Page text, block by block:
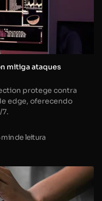
mitiga ataques
protege contra
edge, oferecendo
min de leitura